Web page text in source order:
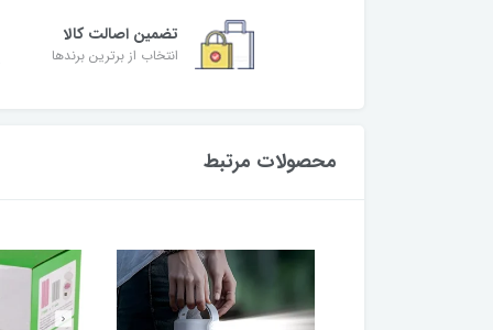
تضمین اصالت کالا
انتخاب از برترین برندها
محصولات مرتبط